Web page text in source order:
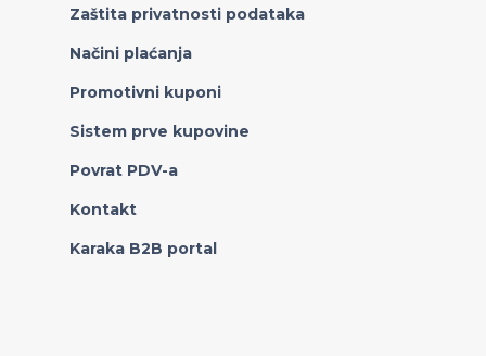
Zaštita privatnosti podataka
Načini plaćanja
Promotivni kuponi
Sistem prve kupovine
Povrat PDV-a
Kontakt
Karaka B2B portal